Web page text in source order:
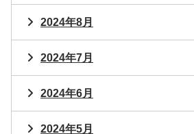
2024年8月
2024年7月
2024年6月
2024年5月